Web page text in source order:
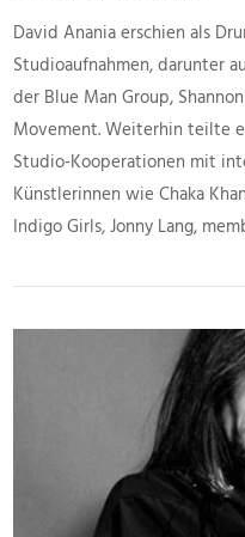
David Anania erschien als
Studioaufnahmen, darunter
der Blue Man Group,
Movement. Weiterhin teilte
Studio-Kooperationen mit
Künstlerinnen wie Chaka
Indigo Girls, Jonny Lang,